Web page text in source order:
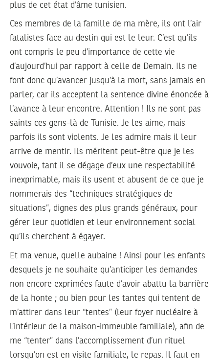
plus de cet état d’âme tunisien.
Ces membres de la famille de ma mère, ils ont l’air
fatalistes face au destin qui est le leur. C’est qu’ils
ont compris le peu d’importance de cette vie
d’aujourd’hui par rapport à celle de Demain. Ils ne
font donc qu’avancer jusqu’à la mort, sans jamais en
parler, car ils acceptent la sentence divine énoncée à
l’avance à leur encontre. Attention ! Ils ne sont pas
saints ces gens-là de Tunisie. Je les aime, mais
parfois ils sont violents. Je les admire mais il leur
arrive de mentir. Ils méritent peut-être que je les
vouvoie, tant il se dégage d’eux une respectabilité
inexprimable, mais ils usent et abusent de ce que je
nommerais des “techniques stratégiques de
situations”, dignes des plus grands généraux, pour
gérer leur quotidien et leur environnement social
qu’ils cherchent à égayer.
Et ma venue, quelle aubaine ! Ainsi pour les enfants
desquels je ne souhaite qu’anticiper les demandes
non encore exprimées faute d’avoir abattu la barrière
de la honte ; ou bien pour les tantes qui tentent de
m’attirer dans leur “tentes” (leur foyer nucléaire à
l’intérieur de la maison-immeuble familiale), afin de
me “tenter” dans l’accomplissement d’un rituel
lorsqu’on est en visite familiale, le repas. Il faut en